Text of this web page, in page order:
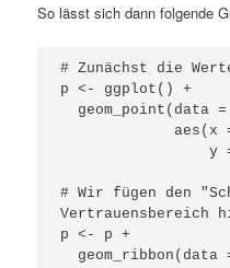
So lässt sich dann folgende
# Zunächst die
p <- ggplot() +
                 y = Date))
# Wir fügen den
Vertrauensbereich
p <- p +